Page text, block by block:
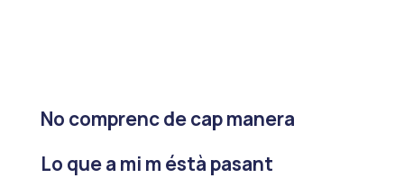
No comprenc de cap manera
Lo que a mi m éstà pasant